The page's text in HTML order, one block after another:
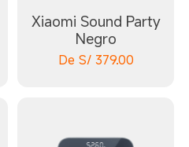
Xiaomi Sound Party
Negro
De S/ 379.00